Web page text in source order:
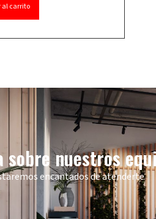
al carrito
sobre nuestros
encantados de atenderte